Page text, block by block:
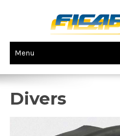
Menu
Divers